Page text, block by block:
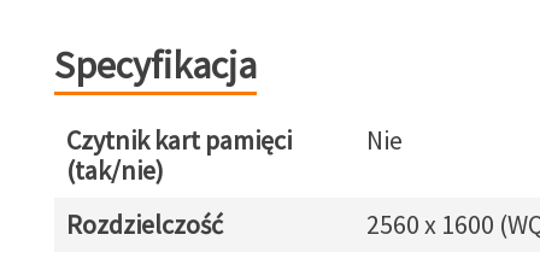
Specyfikacja
Czytnik kart pamięci
(tak/nie)
Nie
Rozdzielczość
2560 x 1600